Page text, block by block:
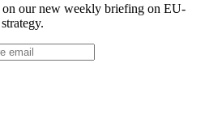
on our new weekly briefing on EU-